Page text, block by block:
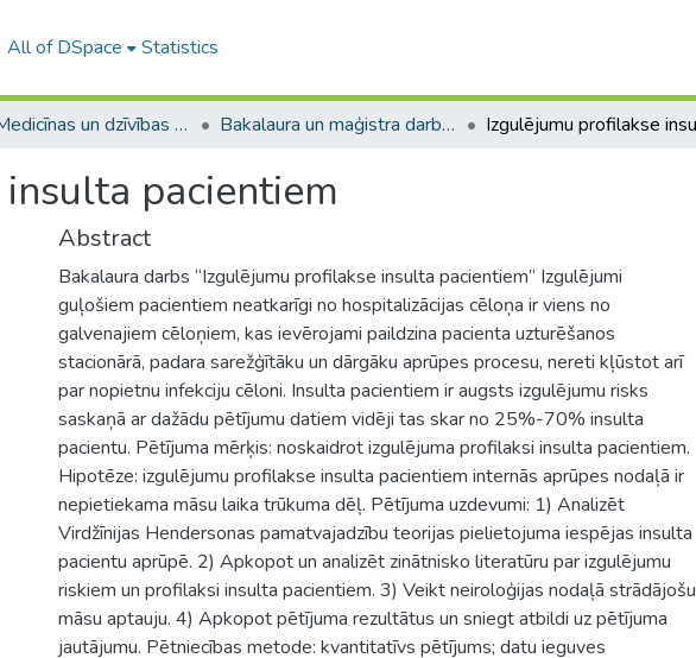
All of DSpace Statistics
A -- Medicīnas un dzīvības zinātņu fakultāte / Faculty of Medicine and Life Sciences Bakalaura un maģistra darbi (MDZF) / Bachelor's and Master's theses
pacientiem
Abstract
Bakalaura darbs “Izgulējumu profilakse insulta pacientiem” Izgulējumi
guļošiem pacientiem neatkarīgi no hospitalizācijas cēloņa ir viens no
galvenajiem cēloņiem, kas ievērojami paildzina pacienta uzturēšanos
stacionārā, padara sarežģītāku un dārgāku aprūpes procesu, nereti kļūstot arī
par nopietnu infekciju cēloni. Insulta pacientiem ir augsts izgulējumu risks
saskaņā ar dažādu pētījumu datiem vidēji tas skar no 25%-70% insulta
pacientu. Pētījuma mērķis: noskaidrot izgulējuma profilaksi insulta pacientiem.
Hipotēze: izgulējumu profilakse insulta pacientiem internās aprūpes nodaļā ir
nepietiekama māsu laika trūkuma dēļ. Pētījuma uzdevumi: 1) Analizēt
Virdžīnijas Hendersonas pamatvajadzību teorijas pielietojuma iespējas insulta
pacientu aprūpē. 2) Apkopot un analizēt zinātnisko literatūru par izgulējumu
riskiem un profilaksi insulta pacientiem. 3) Veikt neiroloģijas nodaļā strādājošu
māsu aptauju. 4) Apkopot pētījuma rezultātus un sniegt atbildi uz pētījuma
jautājumu. Pētniecības metode: kvantitatīvs pētījums; datu ieguves